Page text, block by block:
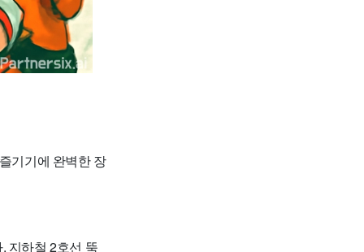
기기에 완벽한 장
지하철 2호선 뚝